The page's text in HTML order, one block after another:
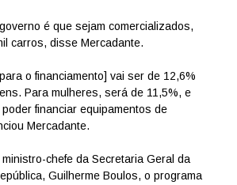
é que sejam comercializados,
carros, disse Mercadante.
o financiamento] vai ser de 12,6%
Para mulheres, será de 11,5%, e
financiar equipamentos de
Mercadante.
chefe da Secretaria Geral da
Guilherme Boulos, o programa